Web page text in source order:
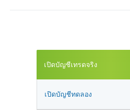
เปิดบัญชีเทรดจริง
เปิดบัญชีทดลอง